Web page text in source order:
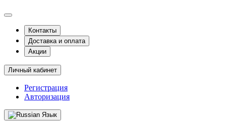
Контакты
Доставка и оплата
Акции
Личный кабинет
Регистрация
Авторизация
Язык